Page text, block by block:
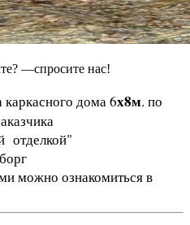
—спросите нас!
дома 6х8м. по
отделкой"
можно ознакомиться в